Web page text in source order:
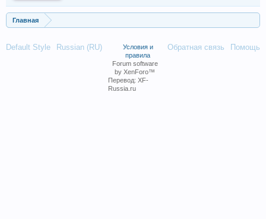
Главная
Default Style Russian (RU) Обратная связь Помощь
Условия и
правила
Forum software
by XenForo™
Перевод: XF-
Russia.ru